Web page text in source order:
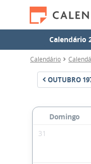
Calendário
Calendário
OUTUBRO
Domingo
31